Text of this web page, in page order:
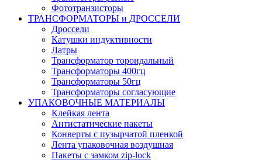
Фототранзисторы
ТРАНСФОРМАТОРЫ и ДРОССЕЛИ
Дроссели
Катушки индуктивности
Латры
Трансформатор тороидальный
Трансформаторы 400гц
Трансформаторы 50гц
Трансформаторы согласующие
УПАКОВОЧНЫЕ МАТЕРИАЛЫ
Клейкая лента
Антистатические пакеты
Конверты с пузырчатой пленкой
Лента упаковочная воздушная
Пакеты с замком zip-lock